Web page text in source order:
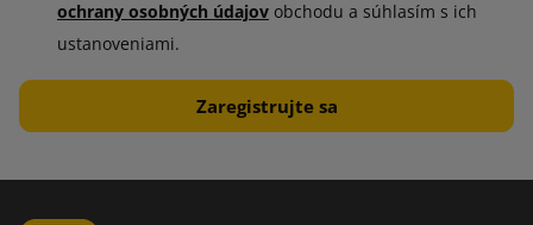
ochrany osobných údajov obchodu a súhlasím s ich
ustanoveniami.